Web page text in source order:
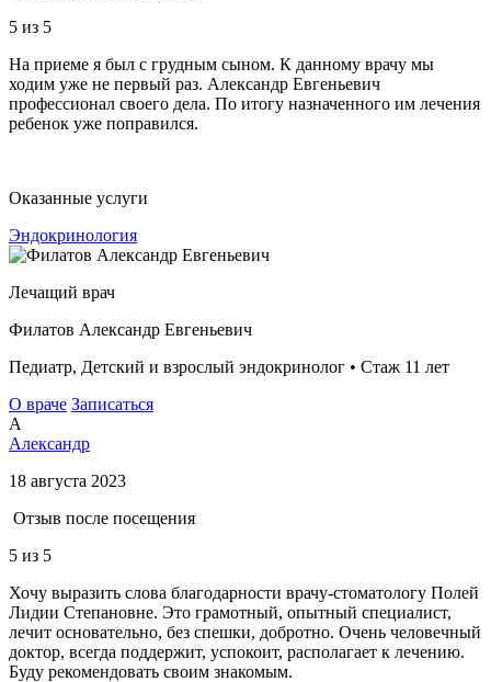
5 из 5
На приеме я был с грудным сыном. К данному врачу мы
ходим уже не первый раз. Александр Евгеньевич
профессионал своего дела. По итогу назначенного им лечения
ребенок уже поправился.
Оказанные услуги
Эндокринология
Лечащий врач
Филатов Александр Евгеньевич
Педиатр, Детский и взрослый эндокринолог • Стаж 11 лет
О враче Записаться
А
Александр
18 августа 2023
Отзыв после посещения
5 из 5
Хочу выразить слова благодарности врачу-стоматологу Полей
Лидии Степановне. Это грамотный, опытный специалист,
лечит основательно, без спешки, добротно. Очень человечный
доктор, всегда поддержит, успокоит, располагает к лечению.
Буду рекомендовать своим знакомым.